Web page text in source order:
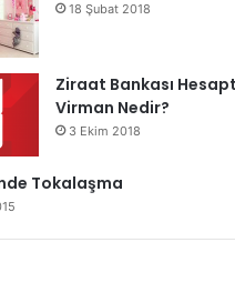
18 Şubat 2018
Ziraat Bankası
Virman Nedir?
3 Ekim 2018
Tokalaşma